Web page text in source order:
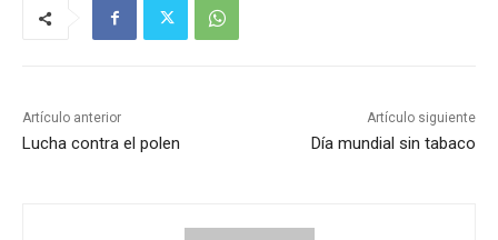
Artículo anterior
Lucha contra el polen
Artículo siguiente
Día mundial sin tabaco